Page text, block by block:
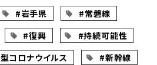
#岩手県
#常磐線
#復興
#持続可能性
コロナウイルス
#新幹線